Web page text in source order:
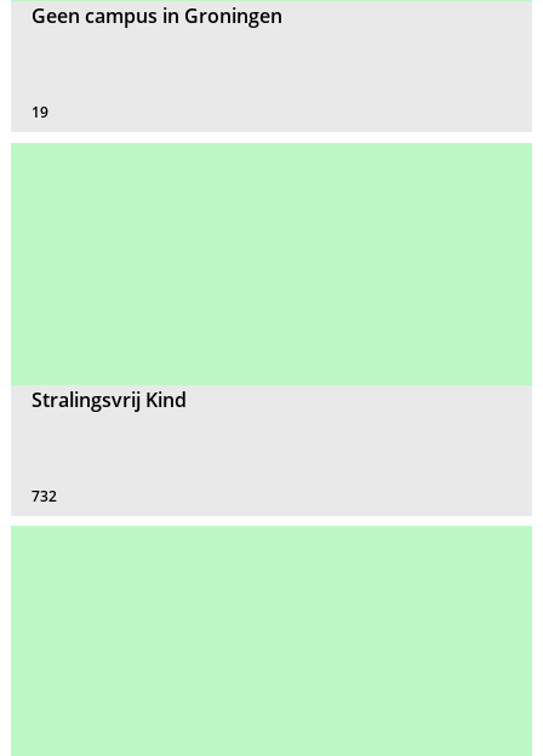
Geen campus in Groningen
19
Stralingsvrij Kind
732